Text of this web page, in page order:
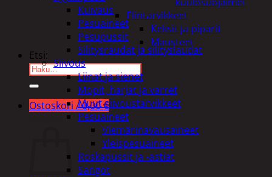
Elintarvikkeet
Keksit ja piparit
Mausteet
Etsi:
Ostoskori /0,00€
Kuivaus
Pesuaineet
Pesupussit
Silitysraudat ja silityslaudat
Siivous
Liinat ja sienet
Mopit, harjat ja varret
Muut siivoustarvikkeet
Pesuaineet
Viemärinavausaineet
Yleispesuaineet
Roskapussit ja -astiat
Sangot